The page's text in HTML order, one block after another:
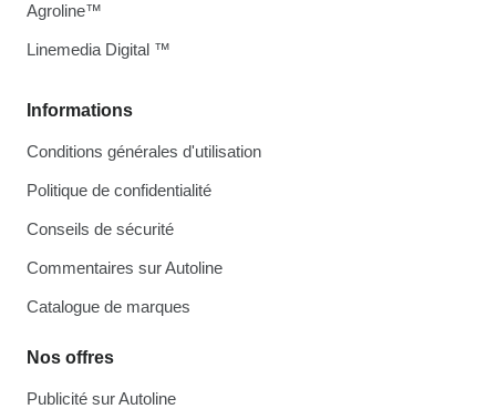
Informations
Conditions générales d'utilisation
Politique de confidentialité
Conseils de sécurité
Commentaires sur Autoline
Catalogue de marques
Nos offres
Publicité sur Autoline
Agroline™
Linemedia Digital ™